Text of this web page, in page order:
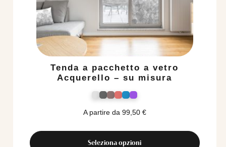
Tenda a pacchetto a vetro
Acquerello – su misura
A partire da 99,50 €
Seleziona opzioni